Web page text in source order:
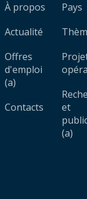
À propos
Actualité
Offres
d'emploi
(a)
Contacts
Pays
et
(a)